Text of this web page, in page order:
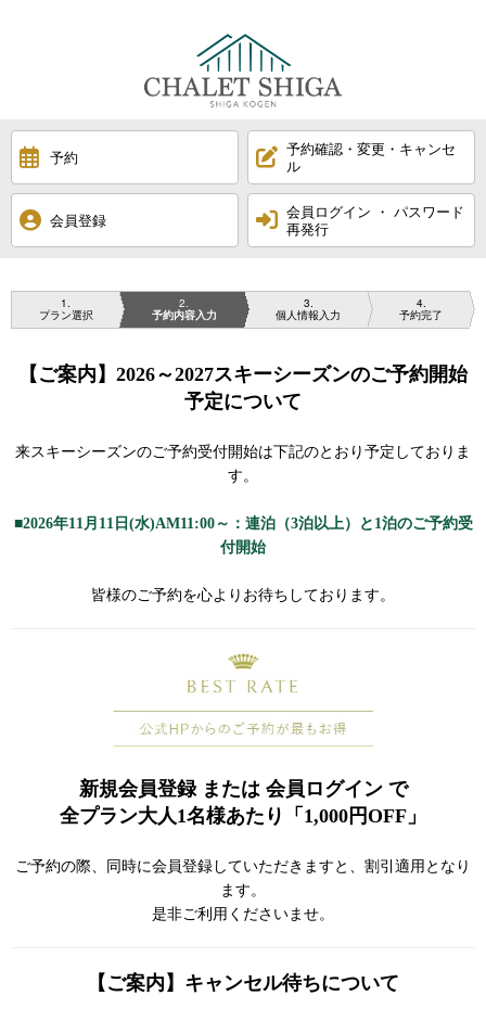
予約
予約確認・変更・キャンセ
ル
会員登録
会員ログイン ・ パスワード
再発行
1
プラン選択
2
予約内容入力
3
個人情報入力
4
予約完了
【ご案内】2026～2027スキーシーズンのご予約開始
予定について
来スキーシーズンのご予約受付開始は下記のとおり予定しておりま
す。
■2026年11月11日(水)AM11:00～：連泊（3泊以上）と1泊のご予約受
付開始
皆様のご予約を心よりお待ちしております。
新規会員登録 または 会員ログイン で
全プラン大人1名様あたり「1,000円OFF」
ご予約の際、同時に会員登録していただきますと、割引適用となり
ます。
是非ご利用くださいませ。
【ご案内】キャンセル待ちについて